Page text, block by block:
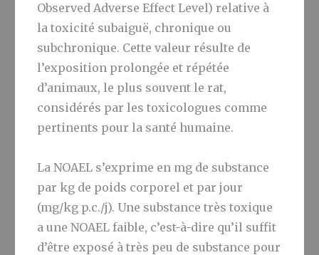
Observed Adverse Effect Level) relative à
la toxicité subaiguë, chronique ou
subchronique. Cette valeur résulte de
l’exposition prolongée et répétée
d’animaux, le plus souvent le rat,
considérés par les toxicologues comme
pertinents pour la santé humaine.
La NOAEL s’exprime en mg de substance
par kg de poids corporel et par jour
(mg/kg p.c./j). Une substance très toxique
a une NOAEL faible, c’est-à-dire qu’il suffit
d’être exposé à très peu de substance pour